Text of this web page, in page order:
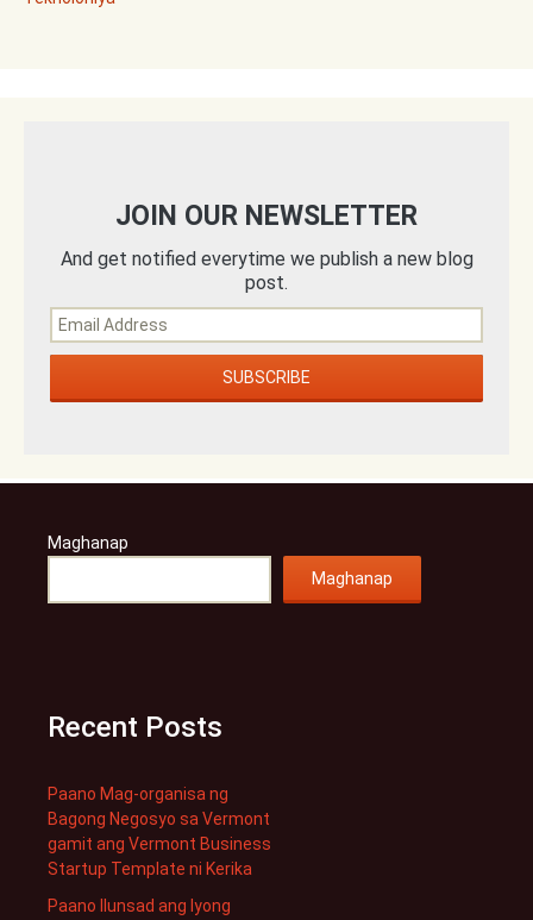
JOIN OUR NEWSLETTER
And get notified everytime we publish a new blog
post.
Maghanap
Maghanap
Recent Posts
Paano Mag-organisa ng
Bagong Negosyo sa Vermont
gamit ang Vermont Business
Startup Template ni Kerika
Paano Ilunsad ang Iyong